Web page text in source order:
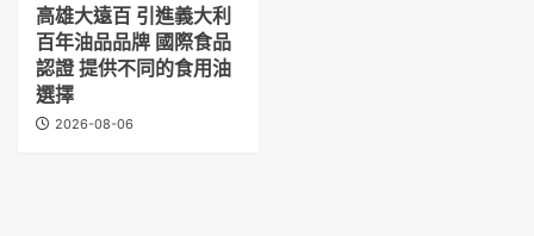
高雄大遠百 引進義大利
百年油品品牌 國際食品
認證 提供不同的食用油
選擇
2026-08-06